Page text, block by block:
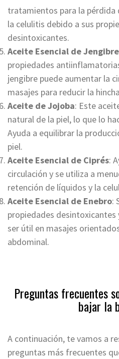
tratamientos para la pérdida
la celulitis debido a sus
desintoxicantes.
Aceite Esencial de Jengibre
propiedades
jengibre puede aumentar la
masajes para reducir la
Aceite de Jojoba: Este
natural de la piel, lo que lo
Ayuda a equilibrar la
piel.
Aceite Esencial de Ciprés:
circulación y se utiliza a
retención de líquidos y la
Aceite Esencial de Enebro:
propiedades
ser útil en masajes
abdominal.
Preguntas frecuentes
bajar la
A continuación, te vamos a
preguntas más frecuentes